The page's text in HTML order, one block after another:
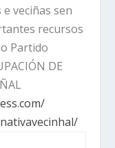
veciñas sen
recursos
Partido
DE